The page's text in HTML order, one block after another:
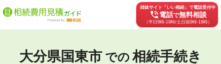
姉妹サイト「いい相続」で電話受付中
phone_in_talk電話で無料相談
（平日9時-19時/土日祝9時-18時）
大分県国東市 での 相続手続き